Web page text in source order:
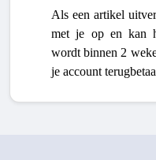
Als een artikel
met je op en kan
wordt binnen 2
je account